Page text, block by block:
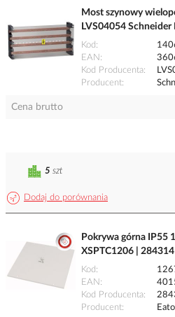
Most szynowy
LVS04054 Schneider
Kod
EAN
Kod Producenta
Producent
Cena brutto
Dodaj do porównania
5 szt
Pokrywa górna IP55
XSPTC1206 |
Kod
EAN
Kod Producenta
Producent